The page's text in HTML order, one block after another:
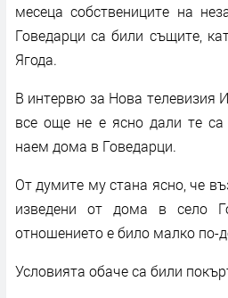
месеца собствениците на
Говедарци са били същите,
Ягода.
В интервю за Нова телевизия
все още не е ясно дали те
наем дома в Говедарци.
От думите му стана ясно, че
изведени от дома в село
отношението е било малко по-
Условията обаче са били